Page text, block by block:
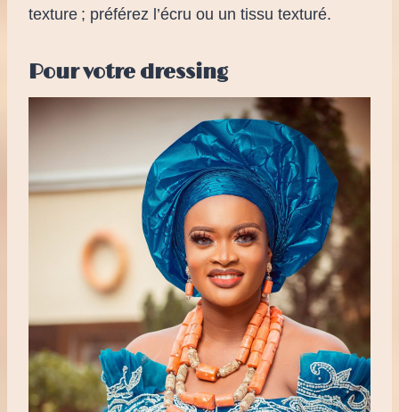
texture ; préférez l’écru ou un tissu texturé.
Pour votre dressing